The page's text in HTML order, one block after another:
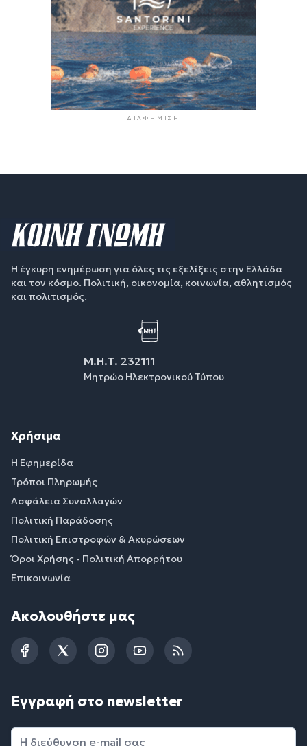
ΔΙΑΦΉΜΙΣΗ
Η έγκυρη ενημέρωση για όλες τις εξελίξεις στην Ελλάδα
και τον κόσμο. Πολιτική, οικονομία, κοινωνία, αθλητισμός
και πολιτισμός.
Μ.Η.Τ. 232111
Μητρώο Ηλεκτρονικού Τύπου
Χρήσιμα
Η Εφημερίδα
Τρόποι Πληρωμής
Ασφάλεια Συναλλαγών
Πολιτική Παράδοσης
Πολιτική Επιστροφών & Ακυρώσεων
Όροι Χρήσης - Πολιτική Απορρήτου
Επικοινωνία
Ακολουθήστε μας
FacebookTwitterInstagramYouTubeRSS
Εγγραφή στο newsletter